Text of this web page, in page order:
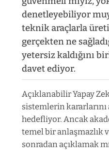
denetleyebiliyor
teknik araçlarla
gerçekten ne
yetersiz kaldığını
davet ediyor.
Açıklanabilir Yapay
sistemlerin kararlarını
hedefliyor. Ancak
temel bir anlaşmazlık
sonradan açıklamak